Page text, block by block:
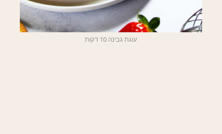
עוגת גבינה 10 דקות